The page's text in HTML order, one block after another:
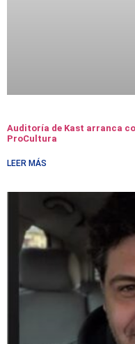
Auditoría de Kast arranca
ProCultura
LEER MÁS